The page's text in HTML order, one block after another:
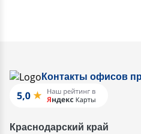
Контакты офисов
Краснодарский край